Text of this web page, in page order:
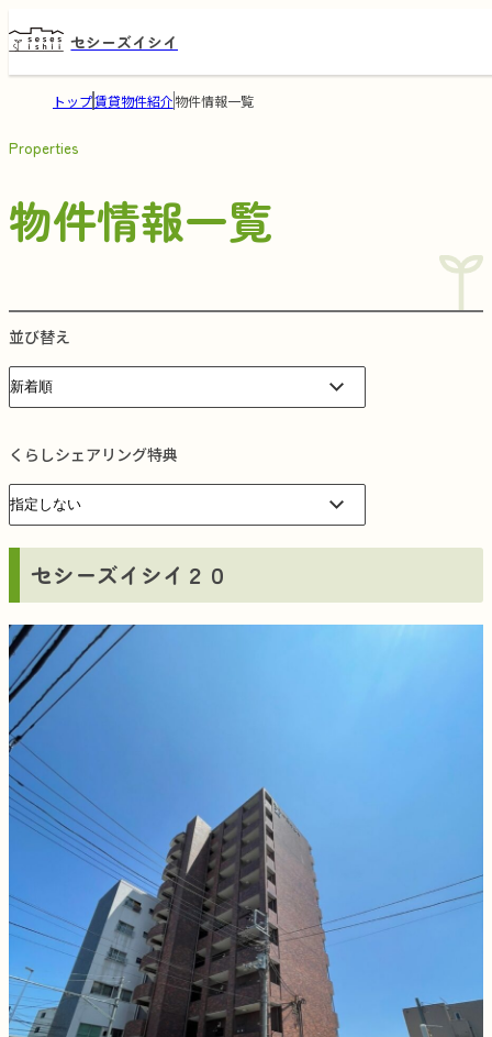
セシーズイシイ
トップ賃貸物件紹介物件情報一覧
Properties
物件情報一覧
並び替え
くらしシェアリング特典
セシーズイシイ２０